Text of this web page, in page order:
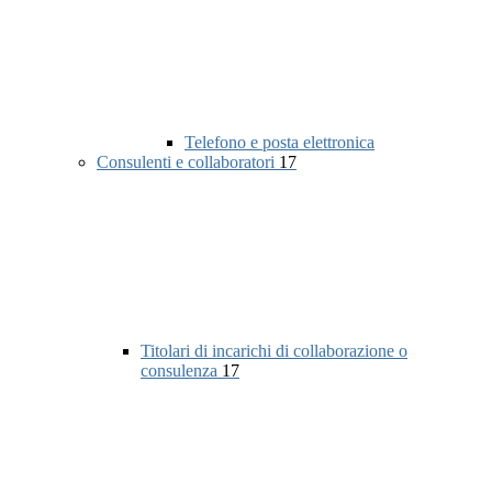
Telefono e posta elettronica
Consulenti e collaboratori 17
Titolari di incarichi di collaborazione o
consulenza 17